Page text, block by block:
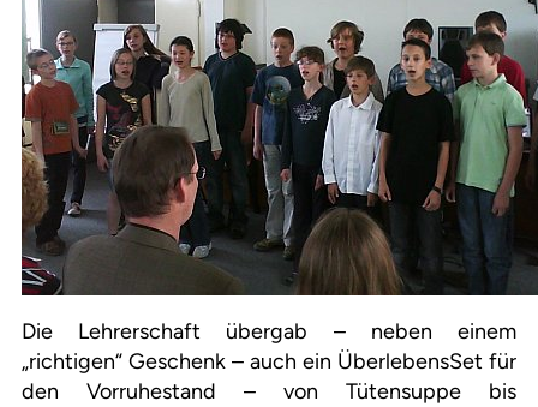
Die Lehrerschaft übergab – neben einem
„richtigen“ Geschenk – auch ein ÜberlebensSet für
den Vorruhestand – von Tütensuppe bis